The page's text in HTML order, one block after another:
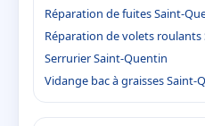
Réparation de fuites Saint-
Réparation de volets
Serrurier Saint-Quentin
Vidange bac à graisses Saint-